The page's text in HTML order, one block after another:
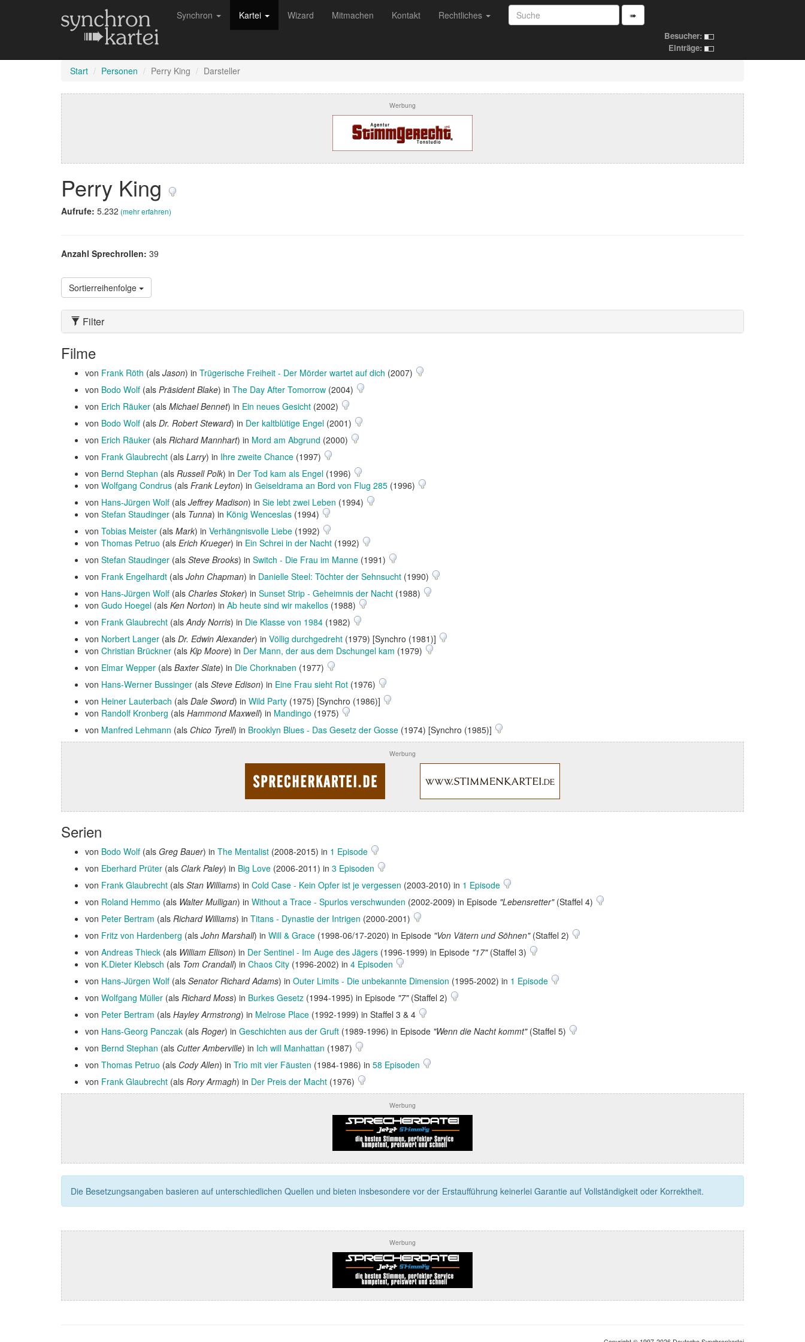
Synchron Kartei Wizard Mitmachen Kontakt Rechtliches ➠
Besucher:
Einträge:
Start Personen Perry King Darsteller
Werbung
Perry King
Aufrufe: 5.232 (mehr erfahren)
Anzahl Sprechrollen: 39
Sortierreihenfolge
Filter
Filme
von Frank Röth (als Jason) in Trügerische Freiheit - Der Mörder wartet auf dich (2007)
von Bodo Wolf (als Präsident Blake) in The Day After Tomorrow (2004)
von Erich Räuker (als Michael Bennet) in Ein neues Gesicht (2002)
von Bodo Wolf (als Dr. Robert Steward) in Der kaltblütige Engel (2001)
von Erich Räuker (als Richard Mannhart) in Mord am Abgrund (2000)
von Frank Glaubrecht (als Larry) in Ihre zweite Chance (1997)
von Bernd Stephan (als Russell Polk) in Der Tod kam als Engel (1996)
von Wolfgang Condrus (als Frank Leyton) in Geiseldrama an Bord von Flug 285 (1996)
von Hans-Jürgen Wolf (als Jeffrey Madison) in Sie lebt zwei Leben (1994)
von Stefan Staudinger (als Tunna) in König Wenceslas (1994)
von Tobias Meister (als Mark) in Verhängnisvolle Liebe (1992)
von Thomas Petruo (als Erich Krueger) in Ein Schrei in der Nacht (1992)
von Stefan Staudinger (als Steve Brooks) in Switch - Die Frau im Manne (1991)
von Frank Engelhardt (als John Chapman) in Danielle Steel: Töchter der Sehnsucht (1990)
von Hans-Jürgen Wolf (als Charles Stoker) in Sunset Strip - Geheimnis der Nacht (1988)
von Gudo Hoegel (als Ken Norton) in Ab heute sind wir makellos (1988)
von Frank Glaubrecht (alsAndy Norris) in Die Klasse von 1984 (1982)
von Norbert Langer (als Dr. Edwin Alexander) in Völlig durchgedreht (1979) [Synchro (1981)]
von Christian Brückner (als Kip Moore) in Der Mann, der aus dem Dschungel kam (1979)
von Elmar Wepper (als Baxter Slate) in Die Chorknaben (1977)
von Hans-Werner Bussinger (als Steve Edison) in Eine Frau sieht Rot (1976)
von Heiner Lauterbach (als Dale Sword) in Wild Party (1975) [Synchro (1986)]
von Randolf Kronberg (als Hammond Maxwell) in Mandingo (1975)
von Manfred Lehmann (als Chico Tyrell) in Brooklyn Blues - Das Gesetz der Gosse (1974) [Synchro (1985)]
Werbung
Serien
von Bodo Wolf (als Greg Bauer) in The Mentalist (2008-2015) in 1 Episode
von Eberhard Prüter (als Clark Paley) in Big Love (2006-2011) in 3 Episoden
von Frank Glaubrecht (als Stan Williams) in Cold Case - Kein Opfer ist je vergessen (2003-2010) in 1 Episode
von Roland Hemmo (als Walter Mulligan) in Without a Trace - Spurlos verschwunden (2002-2009) in Episode "Lebensretter"(Staffel 4)
von Peter Bertram (als Richard Williams) in Titans - Dynastie der Intrigen (2000-2001)
von Fritz von Hardenberg (als John Marshall) in Will & Grace (1998-06/17-2020) in Episode "Von Vätern und Söhnen"(Staffel 2)
von Andreas Thieck (als William Ellison) in Der Sentinel - Im Auge des Jägers (1996-1999) in Episode "17"(Staffel 3)
von K.Dieter Klebsch (als Tom Crandall) in Chaos City (1996-2002) in 4 Episoden
von Hans-Jürgen Wolf (als Senator Richard Adams) in Outer Limits - Die unbekannte Dimension (1995-2002) in 1 Episode
von Wolfgang Müller (als Richard Moss) in Burkes Gesetz (1994-1995) in Episode "7"(Staffel 2)
von Peter Bertram (als Hayley Armstrong) in Melrose Place (1992-1999) in Staffel 3 & 4
von Hans-Georg Panczak (als Roger) in Geschichten aus der Gruft (1989-1996) in Episode "Wenn die Nacht kommt"(Staffel 5)
von Bernd Stephan (als Cutter Amberville) in Ich will Manhattan (1987)
von Thomas Petruo (als Cody Allen) in Trio mit vier Fäusten (1984-1986) in 58 Episoden
von Frank Glaubrecht (als Rory Armagh) in Der Preis der Macht (1976)
Werbung
Die Besetzungsangaben basieren auf unterschiedlichen Quellen und bieten insbesondere vor der Erstaufführung keinerlei Garantie auf Vollständigkeit oder Korrektheit.
Werbung